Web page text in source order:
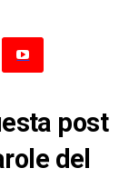
post
del